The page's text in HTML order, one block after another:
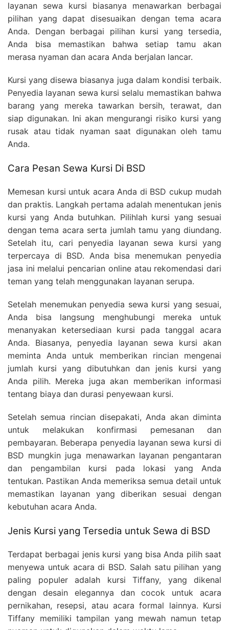
layanan sewa kursi biasanya menawarkan berbagai
pilihan yang dapat disesuaikan dengan tema acara
Anda. Dengan berbagai pilihan kursi yang tersedia,
Anda bisa memastikan bahwa setiap tamu akan
merasa nyaman dan acara Anda berjalan lancar.
Kursi yang disewa biasanya juga dalam kondisi terbaik.
Penyedia layanan sewa kursi selalu memastikan bahwa
barang yang mereka tawarkan bersih, terawat, dan
siap digunakan. Ini akan mengurangi risiko kursi yang
rusak atau tidak nyaman saat digunakan oleh tamu
Anda.
Cara Pesan Sewa Kursi Di BSD
Memesan kursi untuk acara Anda di BSD cukup mudah
dan praktis. Langkah pertama adalah menentukan jenis
kursi yang Anda butuhkan. Pilihlah kursi yang sesuai
dengan tema acara serta jumlah tamu yang diundang.
Setelah itu, cari penyedia layanan sewa kursi yang
terpercaya di BSD. Anda bisa menemukan penyedia
jasa ini melalui pencarian online atau rekomendasi dari
teman yang telah menggunakan layanan serupa.
Setelah menemukan penyedia sewa kursi yang sesuai,
Anda bisa langsung menghubungi mereka untuk
menanyakan ketersediaan kursi pada tanggal acara
Anda. Biasanya, penyedia layanan sewa kursi akan
meminta Anda untuk memberikan rincian mengenai
jumlah kursi yang dibutuhkan dan jenis kursi yang
Anda pilih. Mereka juga akan memberikan informasi
tentang biaya dan durasi penyewaan kursi.
Setelah semua rincian disepakati, Anda akan diminta
untuk melakukan konfirmasi pemesanan dan
pembayaran. Beberapa penyedia layanan sewa kursi di
BSD mungkin juga menawarkan layanan pengantaran
dan pengambilan kursi pada lokasi yang Anda
tentukan. Pastikan Anda memeriksa semua detail untuk
memastikan layanan yang diberikan sesuai dengan
kebutuhan acara Anda.
Jenis Kursi yang Tersedia untuk Sewa di BSD
Terdapat berbagai jenis kursi yang bisa Anda pilih saat
menyewa untuk acara di BSD. Salah satu pilihan yang
paling populer adalah kursi Tiffany, yang dikenal
dengan desain elegannya dan cocok untuk acara
pernikahan, resepsi, atau acara formal lainnya. Kursi
Tiffany memiliki tampilan yang mewah namun tetap